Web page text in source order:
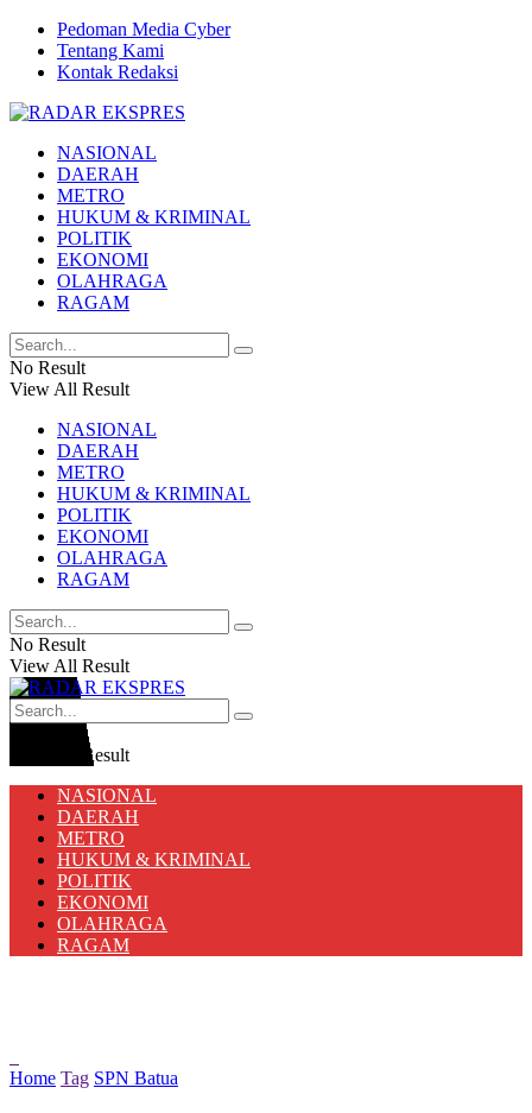
Pedoman Media Cyber
Tentang Kami
Kontak Redaksi
NASIONAL
DAERAH
METRO
HUKUM & KRIMINAL
POLITIK
EKONOMI
OLAHRAGA
RAGAM
No Result
View All Result
NASIONAL
DAERAH
METRO
HUKUM & KRIMINAL
POLITIK
EKONOMI
OLAHRAGA
RAGAM
No Result
View All Result
View All Result
NASIONAL
DAERAH
METRO
HUKUM & KRIMINAL
POLITIK
EKONOMI
OLAHRAGA
RAGAM
Home Tag SPN Batua